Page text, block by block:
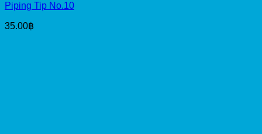
Piping Tip No.10
35.00฿